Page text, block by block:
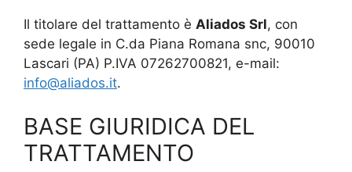
Il titolare del trattamento è Aliados Srl, con
sede legale in C.da Piana Romana snc, 90010
Lascari (PA) P.IVA 07262700821, e-mail:
info@aliados.it.
BASE GIURIDICA DEL
TRATTAMENTO